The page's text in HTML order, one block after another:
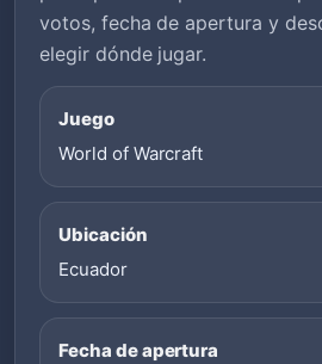
votos, fecha de apertura y
elegir dónde jugar.
Juego
World of Warcraft
Ubicación
Ecuador
Fecha de apertura